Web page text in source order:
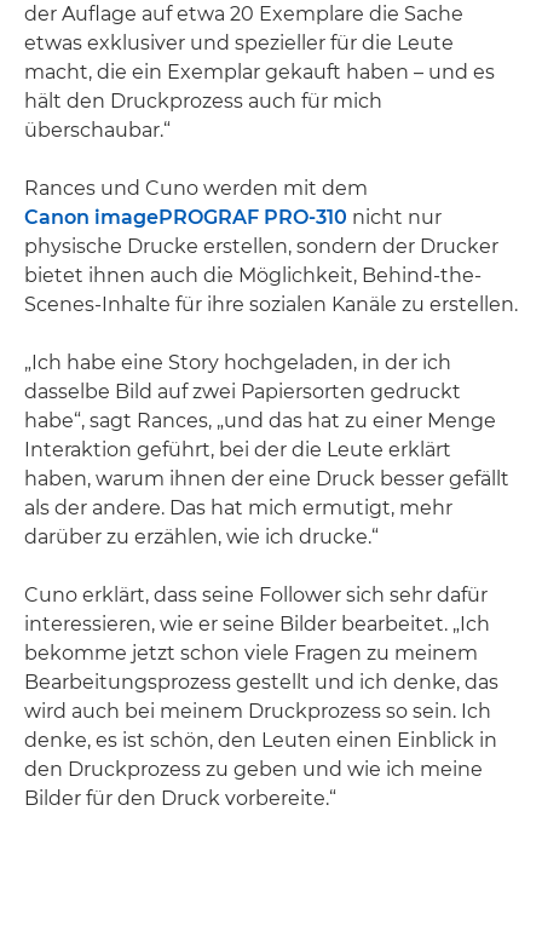
der Auflage auf etwa 20 Exemplare die Sache
etwas exklusiver und spezieller für die Leute
macht, die ein Exemplar gekauft haben – und es
hält den Druckprozess auch für mich
überschaubar.“
Rances und Cuno werden mit dem
Canon imagePROGRAF PRO-310 nicht nur
physische Drucke erstellen, sondern der Drucker
bietet ihnen auch die Möglichkeit, Behind-the-
Scenes-Inhalte für ihre sozialen Kanäle zu erstellen.
„Ich habe eine Story hochgeladen, in der ich
dasselbe Bild auf zwei Papiersorten gedruckt
habe“, sagt Rances, „und das hat zu einer Menge
Interaktion geführt, bei der die Leute erklärt
haben, warum ihnen der eine Druck besser gefällt
als der andere. Das hat mich ermutigt, mehr
darüber zu erzählen, wie ich drucke.“
Cuno erklärt, dass seine Follower sich sehr dafür
interessieren, wie er seine Bilder bearbeitet. „Ich
bekomme jetzt schon viele Fragen zu meinem
Bearbeitungsprozess gestellt und ich denke, das
wird auch bei meinem Druckprozess so sein. Ich
denke, es ist schön, den Leuten einen Einblick in
den Druckprozess zu geben und wie ich meine
Bilder für den Druck vorbereite.“